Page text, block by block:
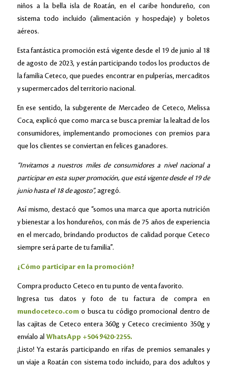
niños a la bella isla de Roatán, en el caribe hondureño, con
sistema todo incluido (alimentación y hospedaje) y boletos
aéreos.
Esta fantástica promoción está vigente desde el 19 de junio al 18
de agosto de 2023, y están participando todos los productos de
la familia Ceteco, que puedes encontrar en pulperías, mercaditos
y supermercados del territorio nacional.
En ese sentido, la subgerente de Mercadeo de Ceteco, Melissa
Coca, explicó que como marca se busca premiar la lealtad de los
consumidores, implementando promociones con premios para
que los clientes se conviertan en felices ganadores.
“Invitamos a nuestros miles de consumidores a nivel nacional a
participar en esta super promoción, que está vigente desde el 19 de
junio hasta el 18 de agosto”,agregó.
Así mismo, destacó que “somos una marca que aporta nutrición
y bienestar a los hondureños, con más de 75 años de experiencia
en el mercado, brindando productos de calidad porque Ceteco
siempre será parte de tu familia”.
¿Cómo participar en la promoción?
Compra producto Ceteco en tu punto de venta favorito.
Ingresa tus datos y foto de tu factura de compra en
mundoceteco.como busca tu código promocional dentro de
las cajitas de Ceteco entera 360g y Ceteco crecimiento 350g y
envíalo al WhatsApp +504 9420-2255.
¡Listo! Ya estarás participando en rifas de premios semanales y
un viaje a Roatán con sistema todo incluido, para dos adultos y